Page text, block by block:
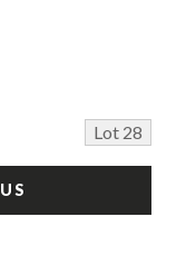
Lot 28